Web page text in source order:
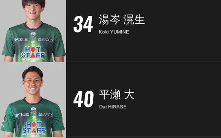
34 湯岑 滉生
Koki YUMINE
40 平瀬 大
Dai HIRASE